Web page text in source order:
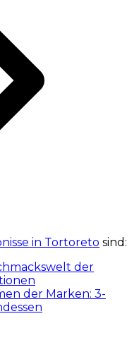
in Tortoreto sind:
der
der Marken: 3-